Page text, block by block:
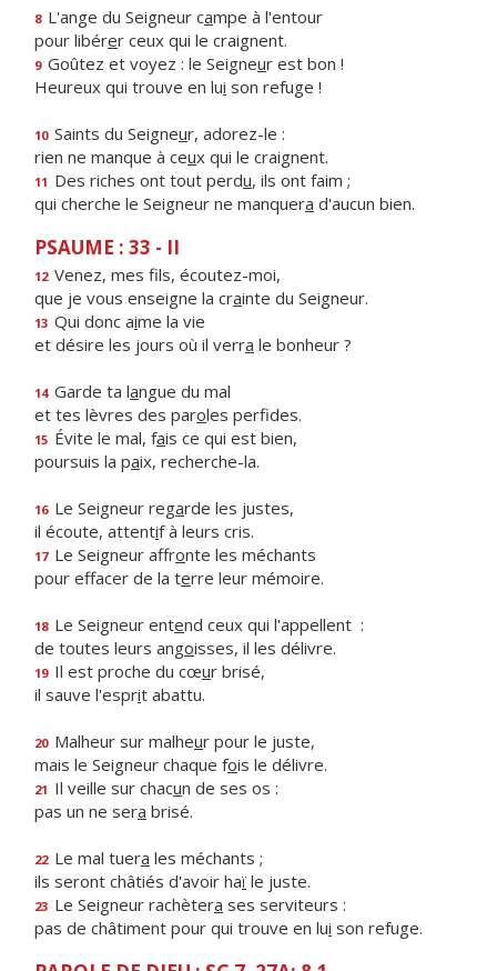
8 L'ange du Seigneur campe à l'entour
pour libérer ceux qui le craignent.
9 Goûtez et voyez : le Seigneur est bon !
Heureux qui trouve en lui son refuge !
10 Saints du Seigneur, adorez-le :
rien ne manque à ceux qui le craignent.
11 Des riches ont tout perdu, ils ont faim ;
qui cherche le Seigneur ne manquera d'aucun bien.
PSAUME : 33 - II
12 Venez, mes fls, écoutez-moi,
que je vous enseigne la crainte du Seigneur.
13 Qui donc aime la vie
et désire les jours où il verra le bonheur ?
14 Garde ta langue du mal
et tes lèvres des paroles perfides.
15 Évite le mal, fais ce qui est bien,
poursuis la paix, recherche-la.
16 Le Seigneur regarde les justes,
il écoute, attentif à leurs cris.
17 Le Seigneur affronte les méchants
pour effacer de la terre leur mémoire.
18 Le Seigneur entend ceux qui l'appellent :
de toutes leurs angoisses, il les délivre.
19 Il est proche du cœur brisé,
il sauve l'esprit abattu.
20 Malheur sur malheur pour le juste,
mais le Seigneur chaque fois le délivre.
21 Il veille sur chacun de ses os :
pas un ne sera brisé.
22 Le mal tuera les méchants ;
ils seront châtiés d'avoir haï le juste.
23 Le Seigneur rachètera ses serviteurs :
pas de châtiment pour qui trouve en lui son refuge.